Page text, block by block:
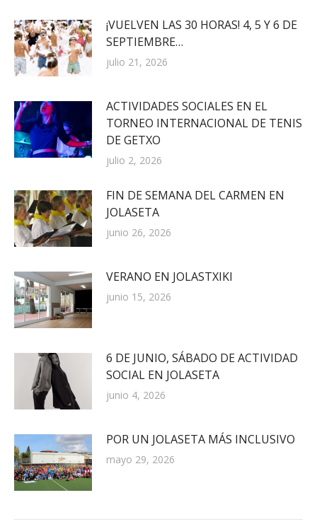
¡VUELVEN LAS 30 HORAS! 4, 5 Y 6 DE
SEPTIEMBRE…
julio 21, 2026
ACTIVIDADES SOCIALES EN EL
TORNEO INTERNACIONAL DE TENIS
DE GETXO
julio 2, 2026
FIN DE SEMANA DEL CARMEN EN
JOLASETA
junio 26, 2026
VERANO EN JOLASTXIKI
junio 15, 2026
6 DE JUNIO, SÁBADO DE ACTIVIDAD
SOCIAL EN JOLASETA
junio 4, 2026
POR UN JOLASETA MÁS INCLUSIVO
mayo 29, 2026